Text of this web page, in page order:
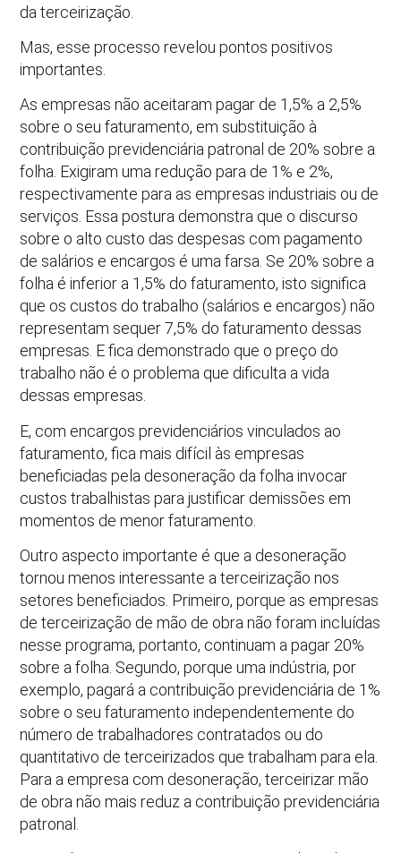
da terceirização.
Mas, esse processo revelou pontos positivos
importantes.
As empresas não aceitaram pagar de 1,5% a 2,5%
sobre o seu faturamento, em substituição à
contribuição previdenciária patronal de 20% sobre a
folha. Exigiram uma redução para de 1% e 2%,
respectivamente para as empresas industriais ou de
serviços. Essa postura demonstra que o discurso
sobre o alto custo das despesas com pagamento
de salários e encargos é uma farsa. Se 20% sobre a
folha é inferior a 1,5% do faturamento, isto significa
que os custos do trabalho (salários e encargos) não
representam sequer 7,5% do faturamento dessas
empresas. E fica demonstrado que o preço do
trabalho não é o problema que dificulta a vida
dessas empresas.
E, com encargos previdenciários vinculados ao
faturamento, fica mais difícil às empresas
beneficiadas pela desoneração da folha invocar
custos trabalhistas para justificar demissões em
momentos de menor faturamento.
Outro aspecto importante é que a desoneração
tornou menos interessante a terceirização nos
setores beneficiados. Primeiro, porque as empresas
de terceirização de mão de obra não foram incluídas
nesse programa, portanto, continuam a pagar 20%
sobre a folha. Segundo, porque uma indústria, por
exemplo, pagará a contribuição previdenciária de 1%
sobre o seu faturamento independentemente do
número de trabalhadores contratados ou do
quantitativo de terceirizados que trabalham para ela.
Para a empresa com desoneração, terceirizar mão
de obra não mais reduz a contribuição previdenciária
patronal.